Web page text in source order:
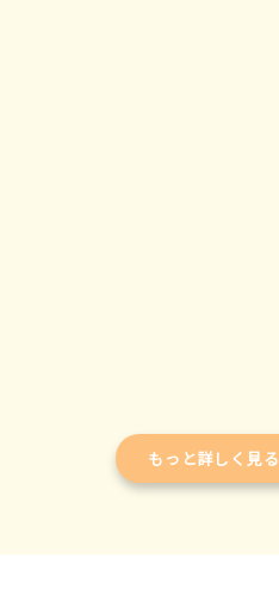
もっと詳しく見る